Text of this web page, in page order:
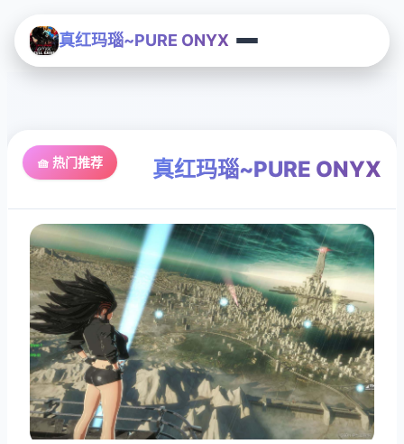
真红玛瑙~PURE ONYX
🧺 热门推荐 真红玛瑙~PURE ONYX